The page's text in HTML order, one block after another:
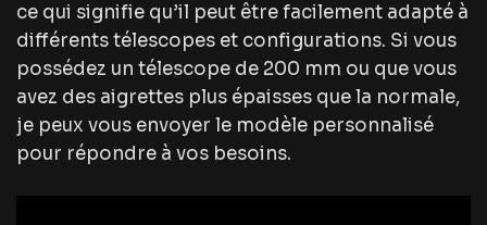
ce qui signifie qu’il peut être facilement adapté à
différents télescopes et configurations. Si vous
possédez un télescope de 200 mm ou que vous
avez des aigrettes plus épaisses que la normale,
je peux vous envoyer le modèle personnalisé
pour répondre à vos besoins.